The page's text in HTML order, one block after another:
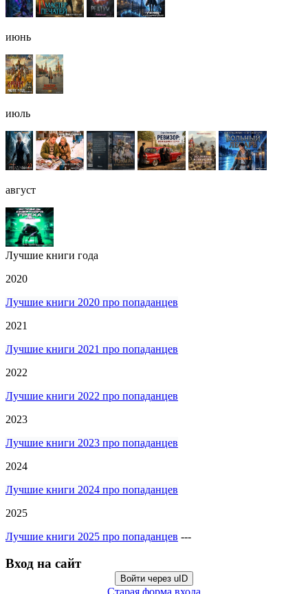
июнь
июль
август
Лучшие книги года
2020
Лучшие книги 2020 про попаданцев
2021
Лучшие книги 2021 про попаданцев
2022
Лучшие книги 2022 про попаданцев
2023
Лучшие книги 2023 про попаданцев
2024
Лучшие книги 2024 про попаданцев
2025
Лучшие книги 2025 про попаданцев ---
Вход на сайт
Войти через uID